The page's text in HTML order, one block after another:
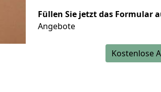
Füllen Sie jetzt das Formular
Angebote
Kostenlose